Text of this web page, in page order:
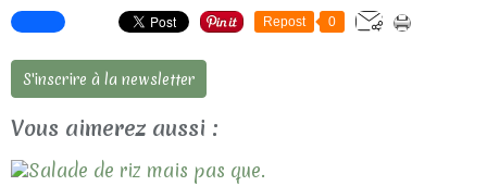
Repost 0
S'inscrire à la newsletter
Vous aimerez aussi :